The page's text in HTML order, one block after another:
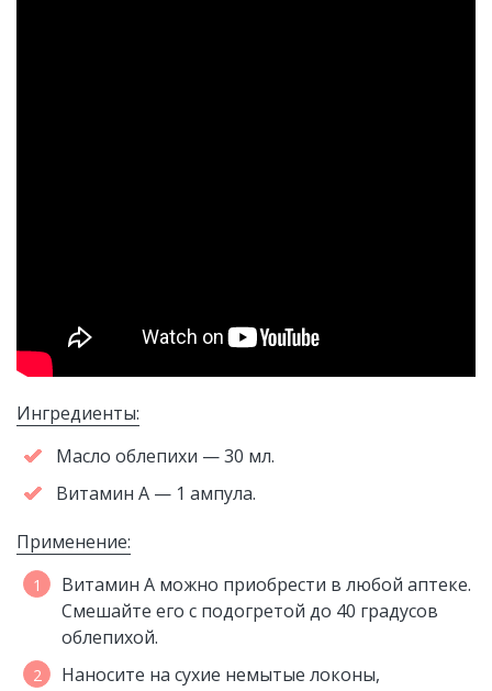
Ингредиенты:
Масло облепихи — 30 мл.
Витамин А — 1 ампула.
Применение:
Витамин А можно приобрести в любой аптеке.
Смешайте его с подогретой до 40 градусов
облепихой.
Наносите на сухие немытые локоны,